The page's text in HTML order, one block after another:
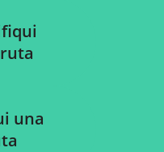
una